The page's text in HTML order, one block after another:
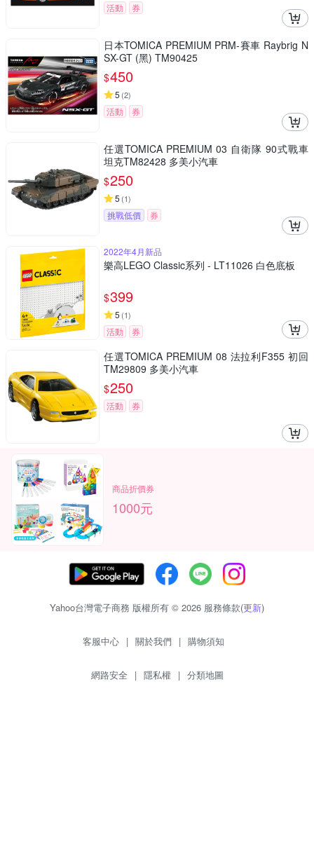
活動 券
日本TOMICA PREMIUM PRM-賽車 Raybrig N
SX-GT (黑) TM90425
$450
5 (2)
活動 券
任選TOMICA PREMIUM 03 自衛隊 90式戰車
坦克TM82428 多美小汽車
$250
5 (1)
挑戰低價 券
2022年4月新品
樂高LEGO Classic系列 - LT11026 白色底板
$399
5 (1)
活動 券
任選TOMICA PREMIUM 08 法拉利F355 初回
TM29809 多美小汽車
$250
活動 券
商品折價券
1000元
Yahoo台灣電子商務 版權所有 © 2026 服務條款(更新)
客服中心 | 關於我們 | 購物須知
網路安全 | 隱私權 | 分類地圖